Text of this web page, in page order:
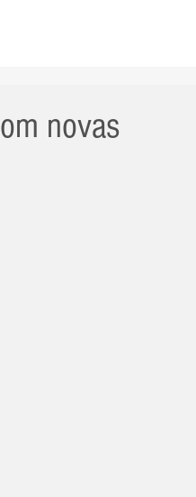
novas